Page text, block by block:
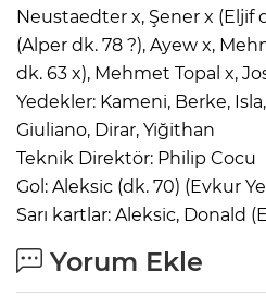
Neustaedter x, Şener x (Eljif
(Alper dk. 78 ?), Ayew x,
dk. 63 x), Mehmet Topal x,
Yedekler: Kameni, Berke,
Giuliano, Dirar, Yiğithan
Teknik Direktör: Philip Cocu
Gol: Aleksic (dk. 70) (Evkur
Sarı kartlar: Aleksic, Donald
Yorum Ekle